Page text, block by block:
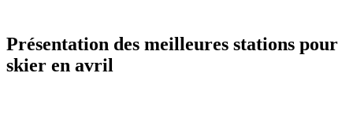
Présentation des meilleures stations pour
skier en avril